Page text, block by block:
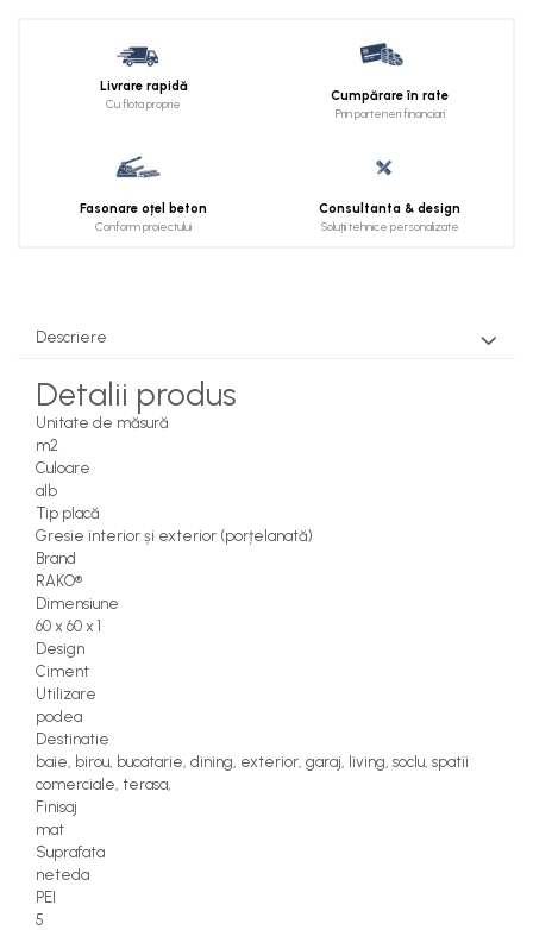
Livrare rapidă
Cu flota proprie
Cumpărare în rate
Prin parteneri financiari
Fasonare oțel beton
Conform proiectului
Consultanta & design
Soluții tehnice personalizate
Descriere
Detalii produs
Unitate de măsură
m2
Culoare
alb
Tip placă
Gresie interior și exterior (porțelanată)
Brand
RAKO®
Dimensiune
60 x 60 x 1
Design
Ciment
Utilizare
podea
Destinatie
baie, birou, bucatarie, dining, exterior, garaj, living, soclu, spatii
comerciale, terasa,
Finisaj
mat
Suprafata
neteda
PEI
5